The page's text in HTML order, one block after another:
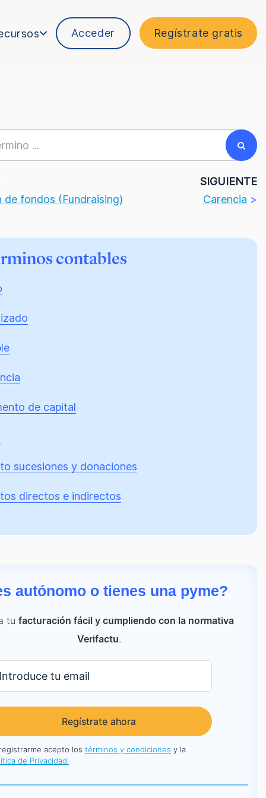
Regístrate gratis
Acceder
de fondos (Fundraising)
SIGUIENTE
Carencia >
contables
de capital
sucesiones y donaciones
directos e indirectos
autónomo o tienes una pyme?
tu facturación fácil y cumpliendo con la normativa
Verifactu.
Regístrate ahora
acepto los términos y condiciones y la
de Privacidad.